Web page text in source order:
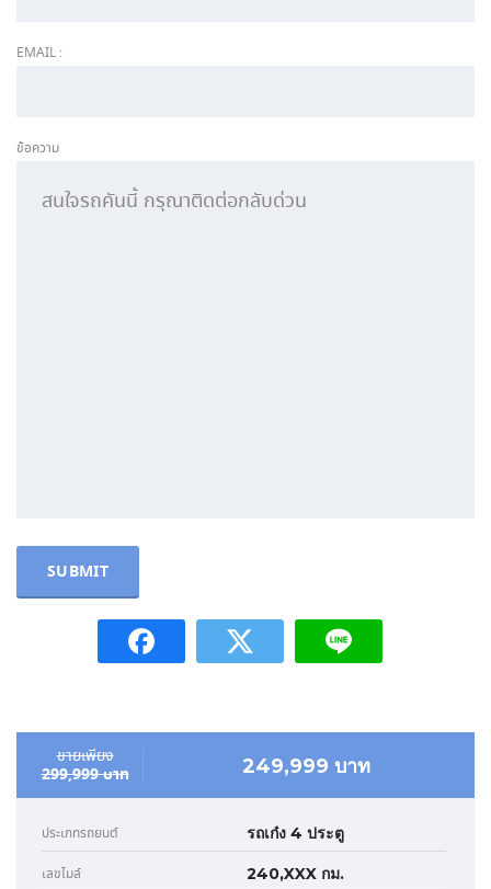
EMAIL :
ข้อความ
ขายเพียง
299,999 บาท 249,999 บาท
ประเภทรถยนต์ รถเก๋ง 4 ประตู
เลขไมล์ 240,XXX กม.